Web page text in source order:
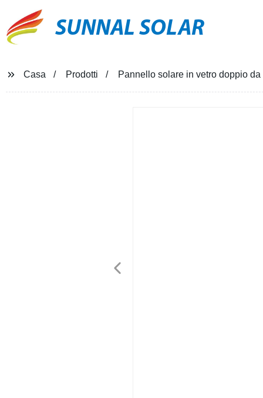
SUNNAL SOLAR
Casa Prodotti Pannello solare in vetro doppio